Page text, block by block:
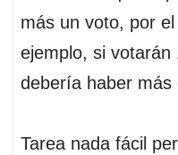
más un voto, por
ejemplo, si
debería haber más
Tarea nada fácil